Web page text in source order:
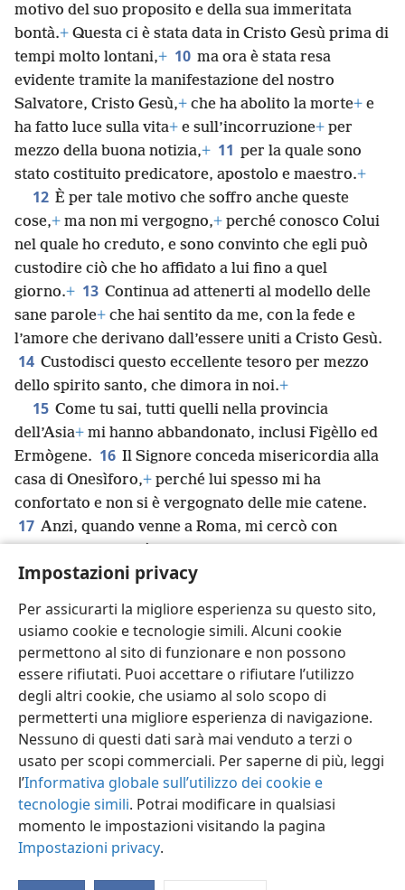
Impostazioni privacy
Per assicurarti la migliore esperienza su questo sito,
usiamo cookie e tecnologie simili. Alcuni cookie
permettono al sito di funzionare e non possono
essere rifiutati. Puoi accettare o rifiutare l’utilizzo
degli altri cookie, che usiamo al solo scopo di
permetterti una migliore esperienza di navigazione.
Nessuno di questi dati sarà mai venduto a terzi o
usato per scopi commerciali. Per saperne di più, leggi
l’Informativa globale sull’utilizzo dei cookie e
tecnologie simili. Potrai modificare in qualsiasi
momento le impostazioni visitando la pagina
Impostazioni privacy.
motivo del suo proposito e della sua immeritata
bontà.+ Questa ci è stata data in Cristo Gesù prima di
tempi molto lontani,+ 10 ma ora è stata resa
evidente tramite la manifestazione del nostro
Salvatore, Cristo Gesù,+ che ha abolito la morte+ e
ha fatto luce sulla vita+ e sull’incorruzione+ per
mezzo della buona notizia,+ 11 per la quale sono
stato costituito predicatore, apostolo e maestro.+
12 È per tale motivo che soffro anche queste
cose,+ ma non mi vergogno,+ perché conosco Colui
nel quale ho creduto, e sono convinto che egli può
custodire ciò che ho affidato a lui fino a quel
giorno.+ 13 Continua ad attenerti al modello delle
sane parole+ che hai sentito da me, con la fede e
l’amore che derivano dall’essere uniti a Cristo Gesù.
14 Custodisci questo eccellente tesoro per mezzo
dello spirito santo, che dimora in noi.+
15 Come tu sai, tutti quelli nella provincia
dell’Asia+ mi hanno abbandonato, inclusi Figèllo ed
Ermògene. 16 Il Signore conceda misericordia alla
casa di Onesìforo,+ perché lui spesso mi ha
confortato e non si è vergognato delle mie catene.
17 Anzi, quando venne a Roma, mi cercò con
18
trovare misericordia presso Geova in quel giorno. E
Efeso.
Italiano Condividi Impostazioni
Copyright© 2026 Watch Tower Bible and Tract Society of Pennsylvania
Condizioni d’uso Informativa sulla privacy
Impostazioni privacy
JW.ORG
Accedi